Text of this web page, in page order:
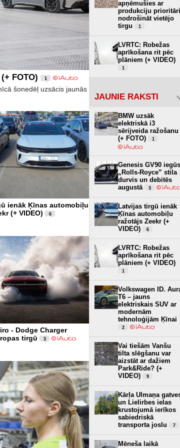
FOTO) 1
šonedēļ uzsācis jaunās
ienāk Ķīnas automobiļu
(+ VIDEO)
6
- Dodge Charger
tirgū
3
apņēmušies ar
produkciju prioritāri
nodrošināt vietējo
tirgu
1
LVRTC: Robežas
aprīkošana rit pēc
plāniem (+ VIDEO)
1
JAUNIE RAKSTI
BMW uzsāk
elektriskā i3
sērijveida ražošanu
(+ FOTO)
1
Genesis GV90 iegūs
„Rolls-Royce” stila
durvis un debitēs
augustā
3
Latvijas tirgū ienāk
Ķīnas automobiļu
ražotājs Zeekr (+
VIDEO)
6
LVRTC: Robežas
aprīkošana rit pēc
plāniem (+ VIDEO)
1
Volkswagen ID.
T6 – jauns
elektriskais SUV ar
modernām
tehnoloģijām Ķīnai
2
Vai tiešām Vanšu
tilta slēgšanu var
aizstāt ar dažiem
Park&Ride? (+
VIDEO)
9
Kārļa Ulmaņa
un Lielirbes ielas
krustojumā ierīkos
sabiedriskā
transporta joslu
7
Mēneša laikā